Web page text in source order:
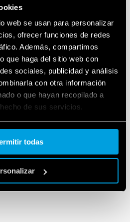
web se usan para personalizar
ofrecer funciones de redes
Además, compartimos
que haga del sitio web con
sociales, publicidad y análisis
con otra información
o que hayan recopilado a
de sus servicios.
todas